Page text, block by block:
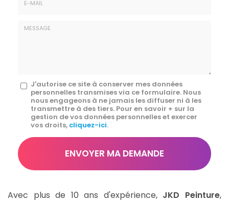
Message
J'autorise ce site à conserver mes données
personnelles transmises via ce formulaire. Nous
nous engageons à ne jamais les diffuser ni à les
transmettre à des tiers. Pour en savoir + sur la
gestion de vos données personnelles et exercer
vos droits, cliquez-ici.
Acceptation
RGPD
*
ENVOYER MA DEMANDE
Avec plus de 10 ans d'expérience, JKD Peinture,